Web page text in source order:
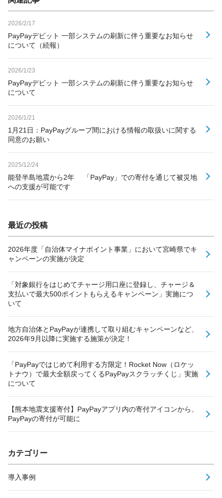
2026/2/17
PayPayデビット 一部システムの刷新に伴う重要なお知らせ
について（続報）
2026/1/23
PayPayデビット 一部システムの刷新に伴う重要なお知らせ
について
2026/1/21
1月21日：PayPayグループ間における情報の取扱いに関する
同意のお願い
2025/12/24
能登半島地震から2年 「PayPay」での寄付を通じて被災地
への支援が可能です
最近の投稿
2026年度「自治体マイナポイント事業」において宮崎県でキ
ャンペーンの実施が決定
「対象銀行をはじめてチャージ用口座に登録し、チャージ＆
支払いで最大500ポイントもらえるキャンペーン」実施につ
いて
地方自治体とPayPayが連携して取り組むキャンペーンなど、
2026年9月以降に実施する施策が決定！
「PayPayではじめて利用する方限定！Rocket Now（ロケッ
トナウ）で最大全額戻ってくるPayPayスクラッチくじ」実施
について
【熊本地震支援寄付】PayPayアプリ内の寄付アイコンから、
PayPayの寄付が可能に
カテゴリー
導入事例